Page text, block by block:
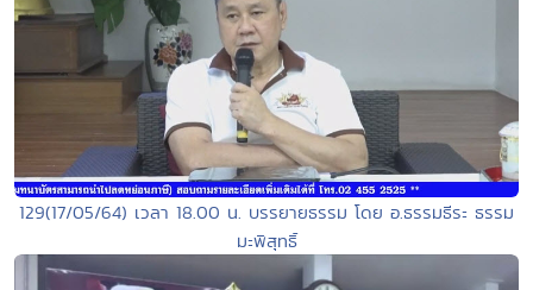
129(17/05/64) เวลา 18.00 น. บรรยายธรรม โดย อ.ธรรมธีระ ธรรม
มะพิสุทธิ์